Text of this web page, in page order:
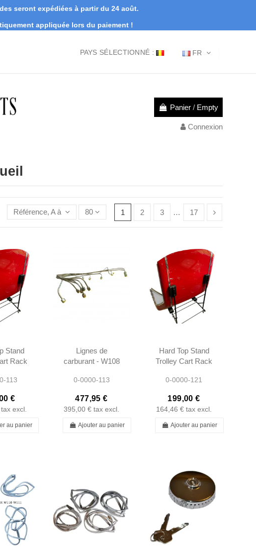
seront expédiées à partir du 24 août.
appliquée lors du paiement !
FR
PAYS SÉLECTIONNÉ :
Panier / Empty
Connexion
Référence, A à Z 80 1 2 3 … 17
Stand
Rack
113
€
tax excl.
au panier
Lignes de
carburant - W108
230SL 250SL
280SE
0-0000-113
477,95 €
395,00 € tax excl.
Ajouter au panier
Hard Top Stand
Trolley Cart Rack
190SL
0-0000-121
199,00 €
164,46 € tax excl.
Ajouter au panier